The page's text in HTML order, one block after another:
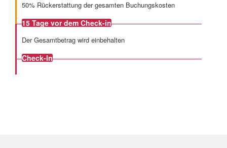
50% Rückerstattung der gesamten Buchungskosten
15 Tage vor dem Check-in
Der Gesamtbetrag wird einbehalten
Check-In